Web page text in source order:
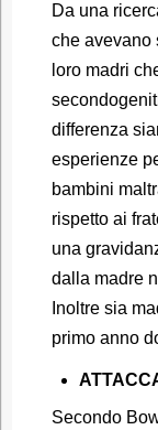
Da una
che avevano
loro madri
differenza
esperienze
bambini
rispetto ai
una
dalla madre
Inoltre sia
primo anno
Secondo